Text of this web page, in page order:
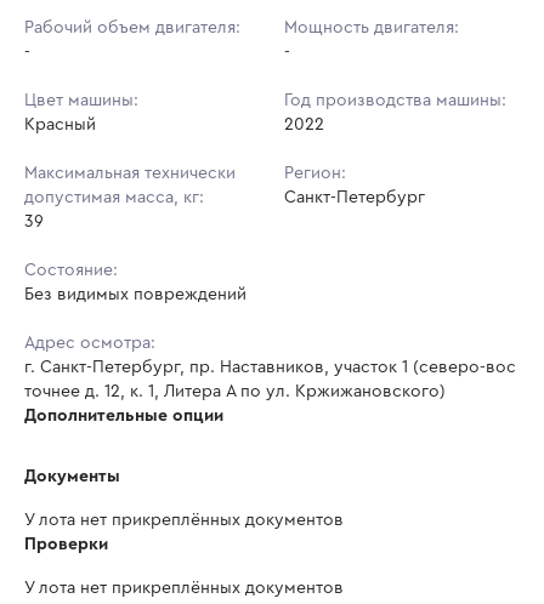
Рабочий объем двигателя:
-
Мощность двигателя:
-
Цвет машины:
Красный
Год производства машины:
2022
Максимальная технически
допустимая масса, кг:
39
Регион:
Санкт-Петербург
Состояние:
Без видимых повреждений
Адрес осмотра:
г. Санкт-Петербург, пр. Наставников, участок 1 (северо-вос
точнее д. 12, к. 1, Литера А по ул. Кржижановского)
Дополнительные опции
Документы
У лота нет прикреплённых документов
Проверки
У лота нет прикреплённых документов